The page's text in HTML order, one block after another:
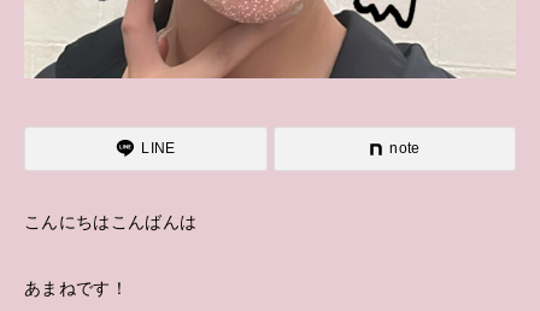
LINE note
こんにちはこんばんは
あまねです！